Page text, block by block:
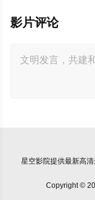
影片评论
星空影院提供最新高
Copyright ©